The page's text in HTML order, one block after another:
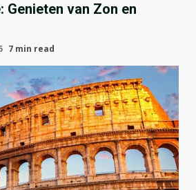
Genieten van Zon en
7 min read